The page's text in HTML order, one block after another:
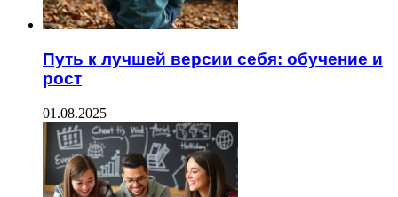
Путь к лучшей версии себя: обучение и
рост
01.08.2025